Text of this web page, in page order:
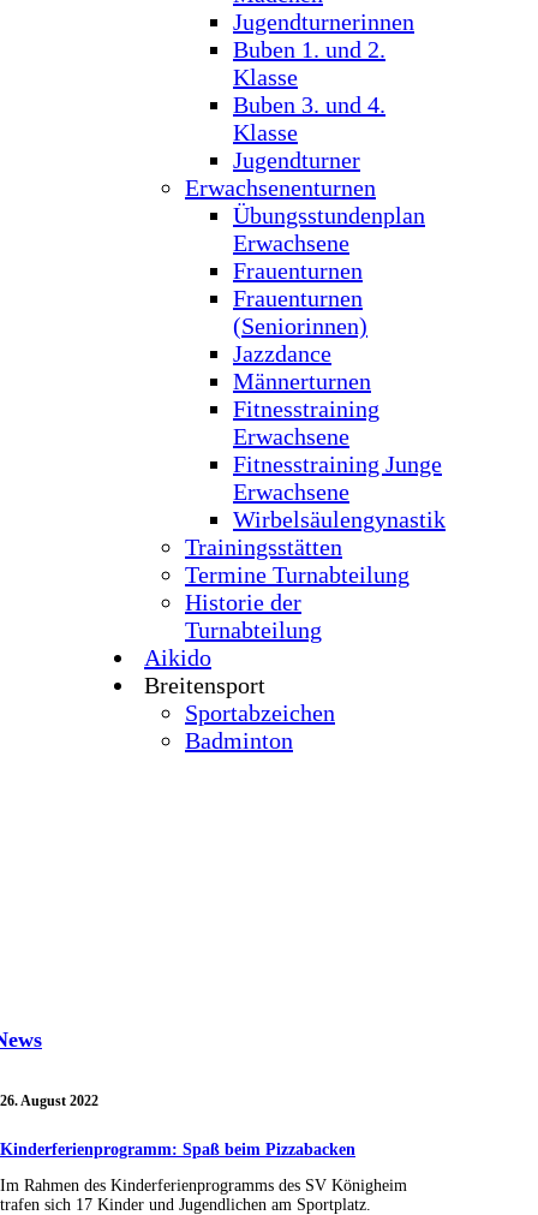
Jugendturnerinnen
Buben 1. und 2.
Klasse
Buben 3. und 4.
Klasse
Jugendturner
Erwachsenenturnen
Übungsstundenplan
Erwachsene
Frauenturnen
Frauenturnen
(Seniorinnen)
Jazzdance
Männerturnen
Fitnesstraining
Erwachsene
Fitnesstraining Junge
Erwachsene
Wirbelsäulengynastik
Trainingsstätten
Termine Turnabteilung
Historie der
Turnabteilung
Aikido
Breitensport
Sportabzeichen
Badminton
26. August 2022
Kinderferienprogramm: Spaß beim Pizzabacken
Im Rahmen des Kinderferienprogramms des SV Königheim
trafen sich 17 Kinder und Jugendlichen am Sportplatz.